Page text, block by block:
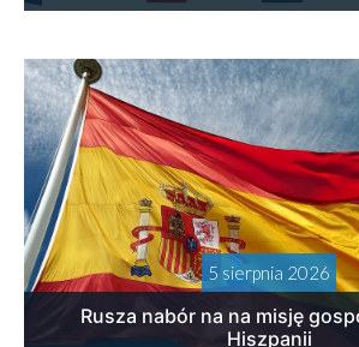
5 sierpnia 2026
Rusza nabór na na misję
Hiszpanii